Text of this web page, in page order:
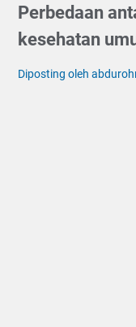
Perbedaan
kesehatan
Diposting oleh